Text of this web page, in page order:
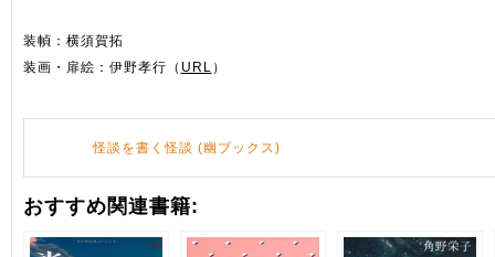
装幀：横須賀拓
装画・扉絵：伊野孝行（ URL ）
怪談を書く怪談 (幽ブックス)
おすすめ関連書籍: